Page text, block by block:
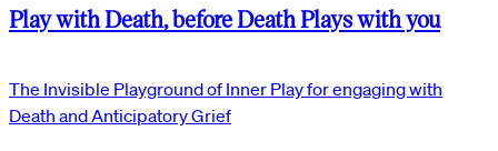
Play with Death, before Death Plays with you
The Invisible Playground of Inner Play for engaging with
Death and Anticipatory Grief